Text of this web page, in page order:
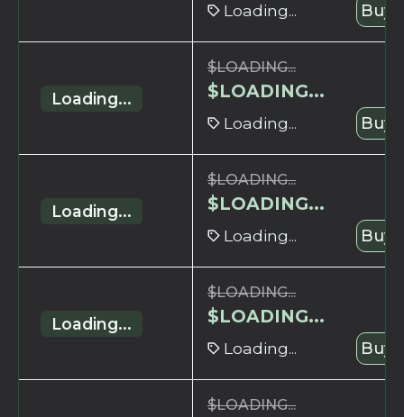
Loading... Buy
Loading...
$LOADING...
$LOADING...
Loading... Buy
Loading...
$LOADING...
$LOADING...
Loading... Buy
Loading...
$LOADING...
$LOADING...
Loading... Buy
$LOADING...